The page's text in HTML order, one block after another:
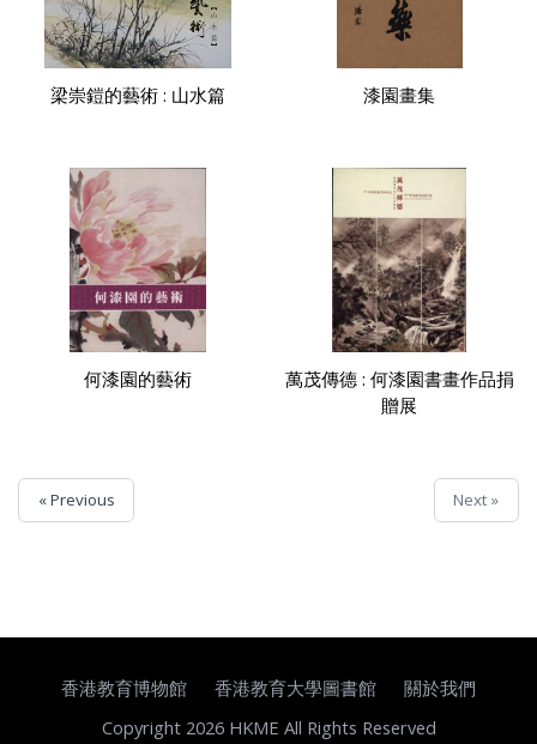
梁崇鎧的藝術 : 山水篇 漆園畫集
何漆園的藝術
萬茂傳德 : 何漆園書畫作品捐
贈展
« Previous Next »
香港教育博物館 香港教育大學圖書館
關於我們
Copyright 2026 HKME All Rights Reserved